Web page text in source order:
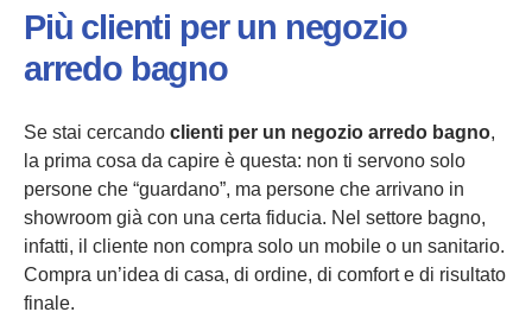
Più clienti per un negozio
arredo bagno
Se stai cercando clienti per un negozio arredo bagno,
la prima cosa da capire è questa: non ti servono solo
persone che “guardano”, ma persone che arrivano in
showroom già con una certa fiducia. Nel settore bagno,
infatti, il cliente non compra solo un mobile o un sanitario.
Compra un’idea di casa, di ordine, di comfort e di risultato
finale.